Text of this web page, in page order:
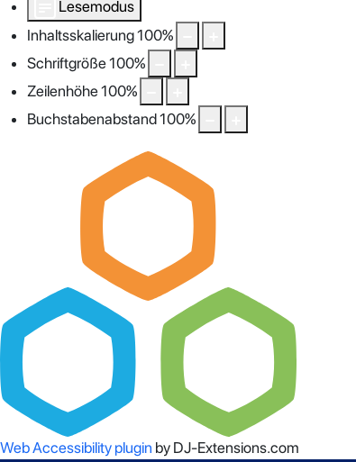
Lesemodus
Inhaltsskalierung100%
Schriftgröße100%
Zeilenhöhe100%
Buchstabenabstand100%
Web Accessibility plugin by DJ-Extensions.com